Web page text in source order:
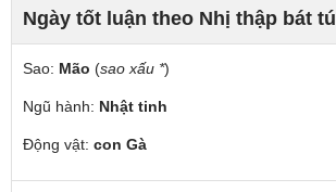
Ngày tốt luận theo Nhị thập bát tú
Sao: Mão (sao xấu *)
Ngũ hành: Nhật tinh
Động vật: con Gà